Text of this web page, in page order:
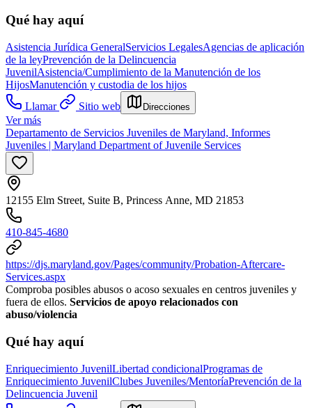
Qué hay aquí
Asistencia Jurídica GeneralServicios LegalesAgencias de aplicación
de la leyPrevención de la Delincuencia
JuvenilAsistencia/Cumplimiento de la Manutención de los
HijosManutención y custodia de los hijos
Llamar
Sitio web Direcciones
Ver más
Departamento de Servicios Juveniles de Maryland, Informes
Juveniles | Maryland Department of Juvenile Services
12155 Elm Street, Suite B, Princess Anne, MD 21853
410-845-4680
https://djs.maryland.gov/Pages/community/Probation-Aftercare-
Services.aspx
Comproba posibles abusos o acoso sexuales en centros juveniles y
fuera de ellos. Servicios de apoyo relacionados con
abuso/violencia
Qué hay aquí
Enriquecimiento JuvenilLibertad condicionalProgramas de
Enriquecimiento JuvenilClubes Juveniles/MentoríaPrevención de la
Delincuencia Juvenil